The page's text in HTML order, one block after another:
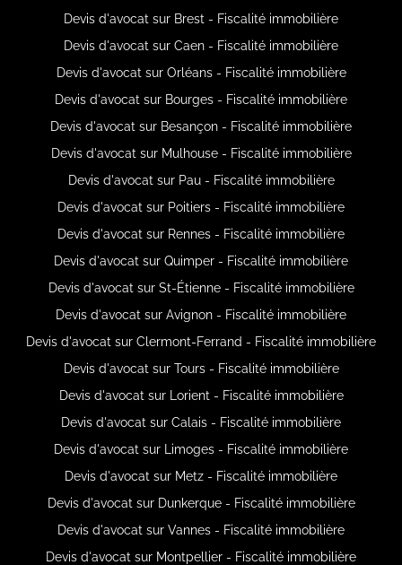
Devis d'avocat sur Brest - Fiscalité immobilière
Devis d'avocat sur Caen - Fiscalité immobilière
Devis d'avocat sur Orléans - Fiscalité immobilière
Devis d'avocat sur Bourges - Fiscalité immobilière
Devis d'avocat sur Besançon - Fiscalité immobilière
Devis d'avocat sur Mulhouse - Fiscalité immobilière
Devis d'avocat sur Pau - Fiscalité immobilière
Devis d'avocat sur Poitiers - Fiscalité immobilière
Devis d'avocat sur Rennes - Fiscalité immobilière
Devis d'avocat sur Quimper - Fiscalité immobilière
Devis d'avocat sur St-Étienne - Fiscalité immobilière
Devis d'avocat sur Avignon - Fiscalité immobilière
Devis d'avocat sur Clermont-Ferrand - Fiscalité immobilière
Devis d'avocat sur Tours - Fiscalité immobilière
Devis d'avocat sur Lorient - Fiscalité immobilière
Devis d'avocat sur Calais - Fiscalité immobilière
Devis d'avocat sur Limoges - Fiscalité immobilière
Devis d'avocat sur Metz - Fiscalité immobilière
Devis d'avocat sur Dunkerque - Fiscalité immobilière
Devis d'avocat sur Vannes - Fiscalité immobilière
Devis d'avocat sur Montpellier - Fiscalité immobilière